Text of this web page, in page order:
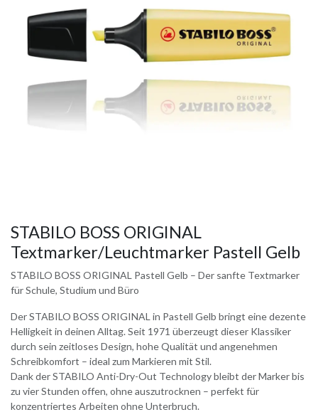
STABILO BOSS ORIGINAL
Textmarker/Leuchtmarker Pastell Gelb
STABILO BOSS ORIGINAL Pastell Gelb – Der sanfte Textmarker
für Schule, Studium und Büro
Der STABILO BOSS ORIGINAL in Pastell Gelb bringt eine dezente
Helligkeit in deinen Alltag. Seit 1971 überzeugt dieser Klassiker
durch sein zeitloses Design, hohe Qualität und angenehmen
Schreibkomfort – ideal zum Markieren mit Stil.
Dank der STABILO Anti-Dry-Out Technology bleibt der Marker bis
zu vier Stunden offen, ohne auszutrocknen – perfekt für
konzentriertes Arbeiten ohne Unterbruch.